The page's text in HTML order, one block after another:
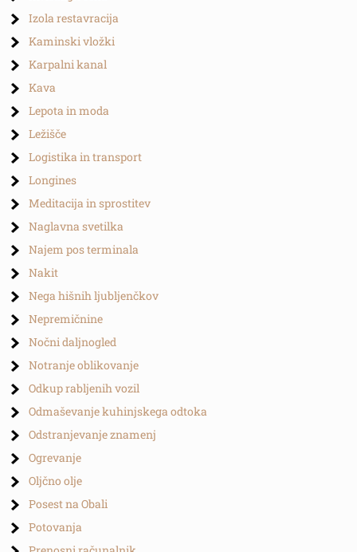
Izola restavracija
Kaminski vložki
Karpalni kanal
Kava
Lepota in moda
Ležišče
Logistika in transport
Longines
Meditacija in sprostitev
Naglavna svetilka
Najem pos terminala
Nakit
Nega hišnih ljubljenčkov
Nepremičnine
Nočni daljnogled
Notranje oblikovanje
Odkup rabljenih vozil
Odmaševanje kuhinjskega odtoka
Odstranjevanje znamenj
Ogrevanje
Oljčno olje
Posest na Obali
Potovanja